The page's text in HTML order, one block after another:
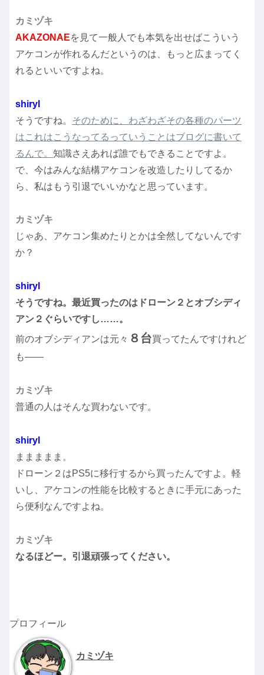
カミヅキ
AKAZONAEを見て一般人でも本気を出せばこういう
アケコンが作れるんだというのは、もっと広まってく
れるといいですよね。
shiryl
そうですね。 そのために、わざわざその各種のパーツ
はこれはこうなってるっていうことはブログに書いて
るんで。 知識さえあれば誰でもできることですよ。
で、今はみんな結構アケコンを改造したりしてるか
ら、私はもう引退でいいかなと思っています。
カミヅキ
じゃあ、アケコン集めたりとかは全然してないんです
か？
shiryl
そうですね。最近買ったのはドローン２とオブシディ
アン２ぐらいですし……。
前のオブシディアンは元々 ８台買ってたんですけれど
も――
カミヅキ
普通の人はそんな買わないです。
shiryl
ままままま。
ドローン２はPS5に移行するから買ったんですよ。軽
いし、アケコンの性能を比較するときに手元にあった
ら便利なんですよね。
カミヅキ
なるほどー。引退頑張ってください。
プロフィール
カミヅキ